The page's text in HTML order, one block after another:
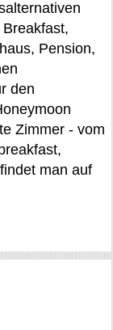
Pension,
den
Zimmer - vom
man auf